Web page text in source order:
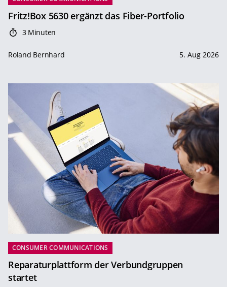
Fritz!Box 5630 ergänzt das Fiber-Portfolio
3 Minuten
Roland Bernhard 5. Aug 2026
CONSUMER COMMUNICATIONS
Reparaturplattform der Verbundgruppen
startet